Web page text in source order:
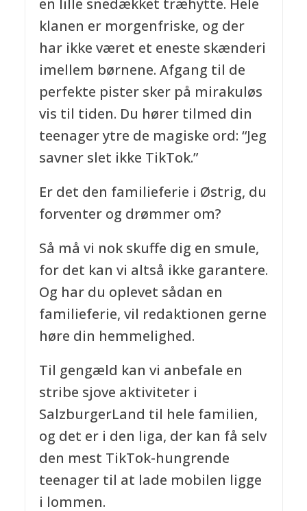
en lille snedækket træhytte. Hele
klanen er morgenfriske, og der
har ikke været et eneste skænderi
imellem børnene. Afgang til de
perfekte pister sker på mirakuløs
vis til tiden. Du hører tilmed din
teenager ytre de magiske ord: “Jeg
savner slet ikke TikTok.”
Er det den familieferie i Østrig, du
forventer og drømmer om?
Så må vi nok skuffe dig en smule,
for det kan vi altså ikke garantere.
Og har du oplevet sådan en
familieferie, vil redaktionen gerne
høre din hemmelighed.
Til gengæld kan vi anbefale en
stribe sjove aktiviteter i
SalzburgerLand til hele familien,
og det er i den liga, der kan få selv
den mest TikTok-hungrende
teenager til at lade mobilen ligge
i lommen.